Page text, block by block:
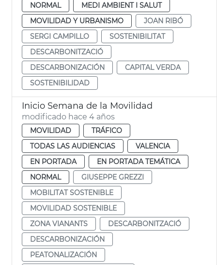
NORMAL
MEDI AMBIENT I SALUT
MOVILIDAD Y URBANISMO
JOAN RIBÓ
SERGI CAMPILLO
SOSTENIBILITAT
DESCARBONITZACIÓ
DESCARBONIZACIÓN
CAPITAL VERDA
SOSTENIBILIDAD
Inicio Semana de la Movilidad
modificado hace 4 años
MOVILIDAD
TRÁFICO
TODAS LAS AUDIENCIAS
VALENCIA
EN PORTADA
EN PORTADA TEMÁTICA
NORMAL
GIUSEPPE GREZZI
MOBILITAT SOSTENIBLE
MOVILIDAD SOSTENIBLE
ZONA VIANANTS
DESCARBONITZACIÓ
DESCARBONIZACIÓN
PEATONALIZACIÓN